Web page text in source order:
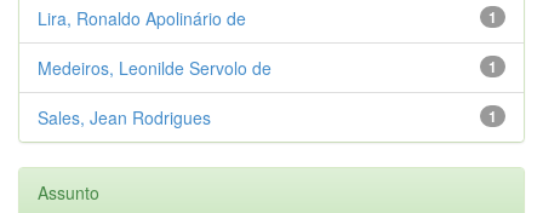
1
Lira, Ronaldo Apolinário de
1
Medeiros, Leonilde Servolo de
1
Sales, Jean Rodrigues
Assunto